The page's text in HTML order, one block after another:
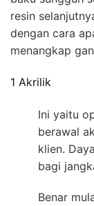
resin
dengan cara
menangkap
1 Akrilik
Ini yaitu
berawal
klien.
bagi
Benar